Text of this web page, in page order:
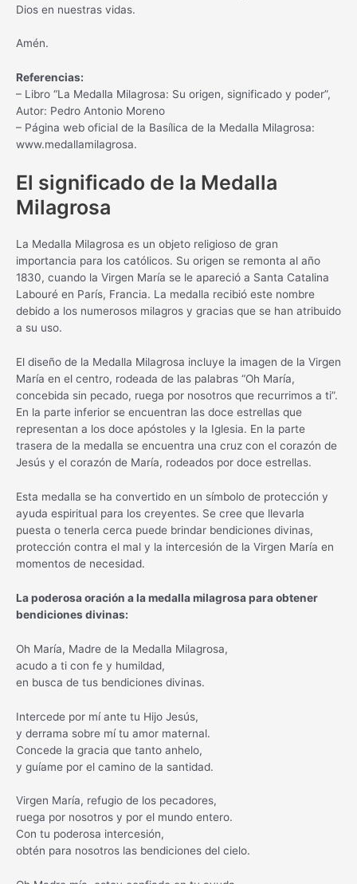
Dios en nuestras vidas.
Amén.
Referencias:
– Libro “La Medalla Milagrosa: Su origen, significado y poder”,
Autor: Pedro Antonio Moreno
– Página web oficial de la Basílica de la Medalla Milagrosa:
www.medallamilagrosa.
El significado de la Medalla
Milagrosa
La Medalla Milagrosa es un objeto religioso de gran
importancia para los católicos. Su origen se remonta al año
1830, cuando la Virgen María se le apareció a Santa Catalina
Labouré en París, Francia. La medalla recibió este nombre
debido a los numerosos milagros y gracias que se han atribuido
a su uso.
El diseño de la Medalla Milagrosa incluye la imagen de la Virgen
María en el centro, rodeada de las palabras “Oh María,
concebida sin pecado, ruega por nosotros que recurrimos a ti”.
En la parte inferior se encuentran las doce estrellas que
representan a los doce apóstoles y la Iglesia. En la parte
trasera de la medalla se encuentra una cruz con el corazón de
Jesús y el corazón de María, rodeados por doce estrellas.
Esta medalla se ha convertido en un símbolo de protección y
ayuda espiritual para los creyentes. Se cree que llevarla
puesta o tenerla cerca puede brindar bendiciones divinas,
protección contra el mal y la intercesión de la Virgen María en
momentos de necesidad.
La poderosa oración a la medalla milagrosa para obtener
bendiciones divinas:
Oh María, Madre de la Medalla Milagrosa,
acudo a ti con fe y humildad,
en busca de tus bendiciones divinas.
Intercede por mí ante tu Hijo Jesús,
y derrama sobre mí tu amor maternal.
Concede la gracia que tanto anhelo,
y guíame por el camino de la santidad.
Virgen María, refugio de los pecadores,
ruega por nosotros y por el mundo entero.
Con tu poderosa intercesión,
obtén para nosotros las bendiciones del cielo.